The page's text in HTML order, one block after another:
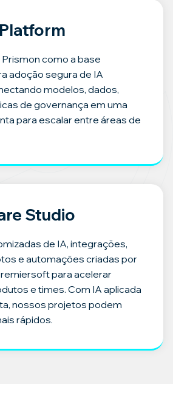
como a base
adoção segura de IA
modelos, dados,
de governança em uma
para escalar entre áreas de
Studio
de IA, integrações,
e automações criadas por
para acelerar
e times. Com IA aplicada
nossos projetos podem
rápidos.